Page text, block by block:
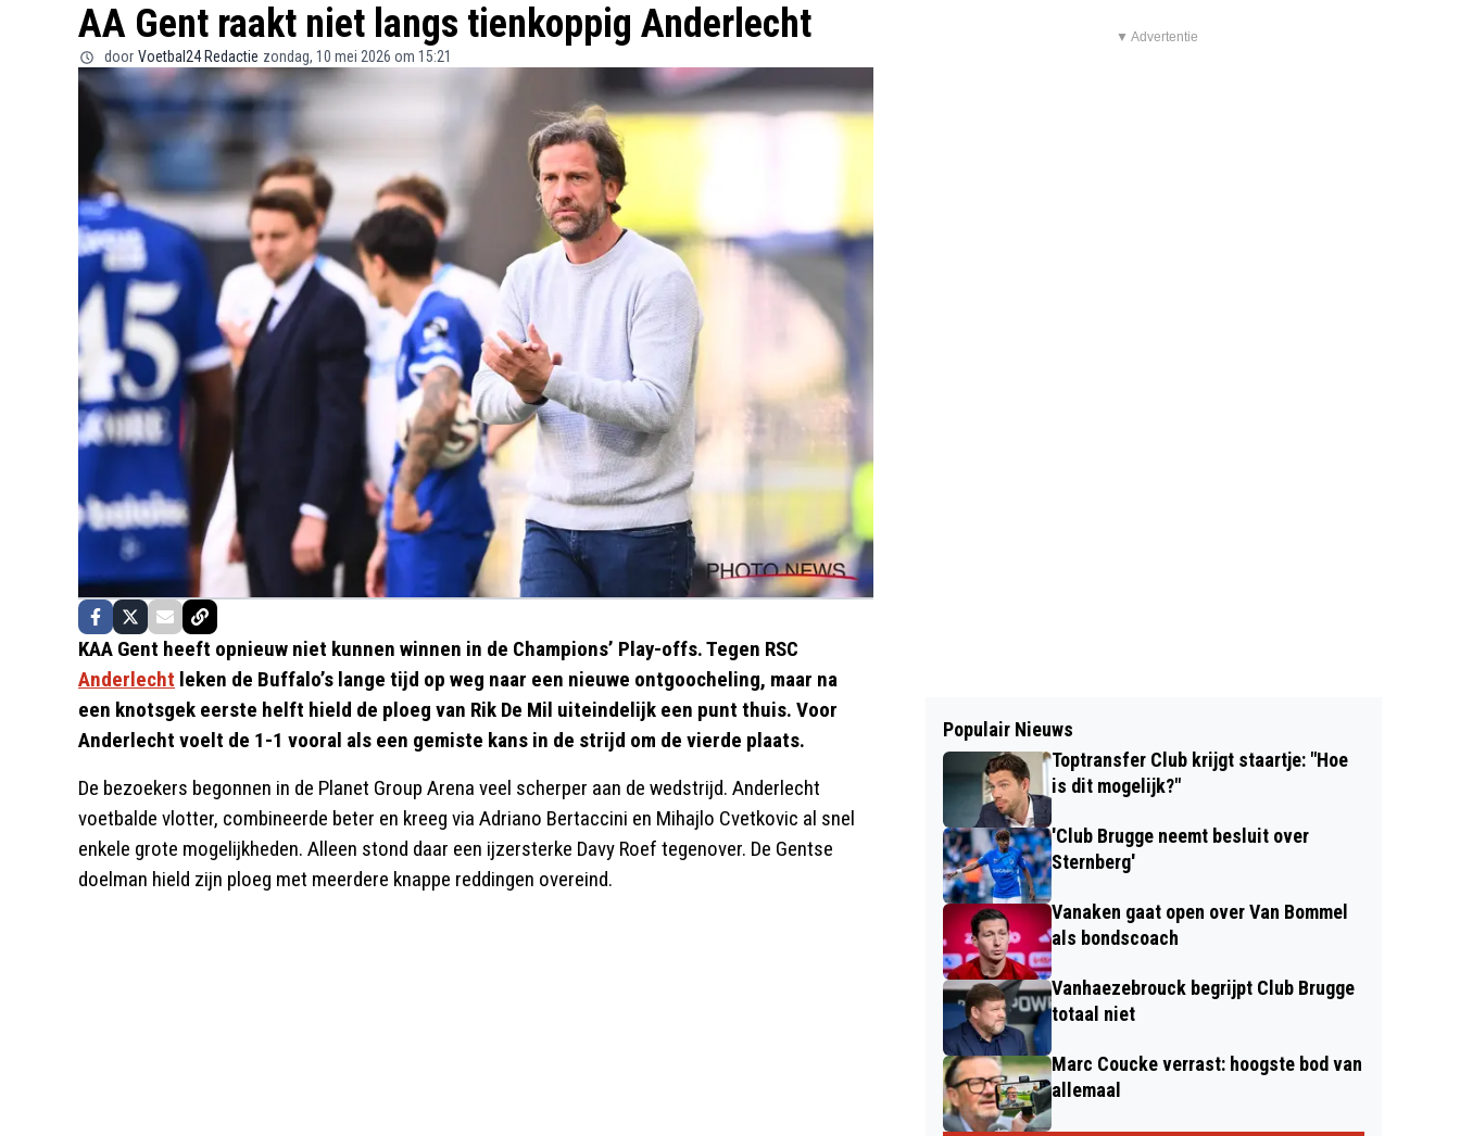
AA Gent raakt niet langs tienkoppig Anderlecht
door Voetbal24 Redactie zondag, 10 mei 2026 om 15:21
KAA Gent heeft opnieuw niet kunnen winnen in de Champions’ Play-offs. Tegen RSC
Anderlecht leken de Buffalo’s lange tijd op weg naar een nieuwe ontgoocheling, maar na
een knotsgek eerste helft hield de ploeg van Rik De Mil uiteindelijk een punt thuis. Voor
Anderlecht voelt de 1-1 vooral als een gemiste kans in de strijd om de vierde plaats.
De bezoekers begonnen in de Planet Group Arena veel scherper aan de wedstrijd. Anderlecht
voetbalde vlotter, combineerde beter en kreeg via Adriano Bertaccini en Mihajlo Cvetkovic al snel
enkele grote mogelijkheden. Alleen stond daar een ijzersterke Davy Roef tegenover. De Gentse
doelman hield zijn ploeg met meerdere knappe reddingen overeind.
▼ Advertentie
Populair Nieuws
Toptransfer Club krijgt staartje: "Hoe
is dit mogelijk?"
'Club Brugge neemt besluit over
Sternberg'
Vanaken gaat open over Van Bommel
als bondscoach
Vanhaezebrouck begrijpt Club Brugge
totaal niet
Marc Coucke verrast: hoogste bod van
allemaal